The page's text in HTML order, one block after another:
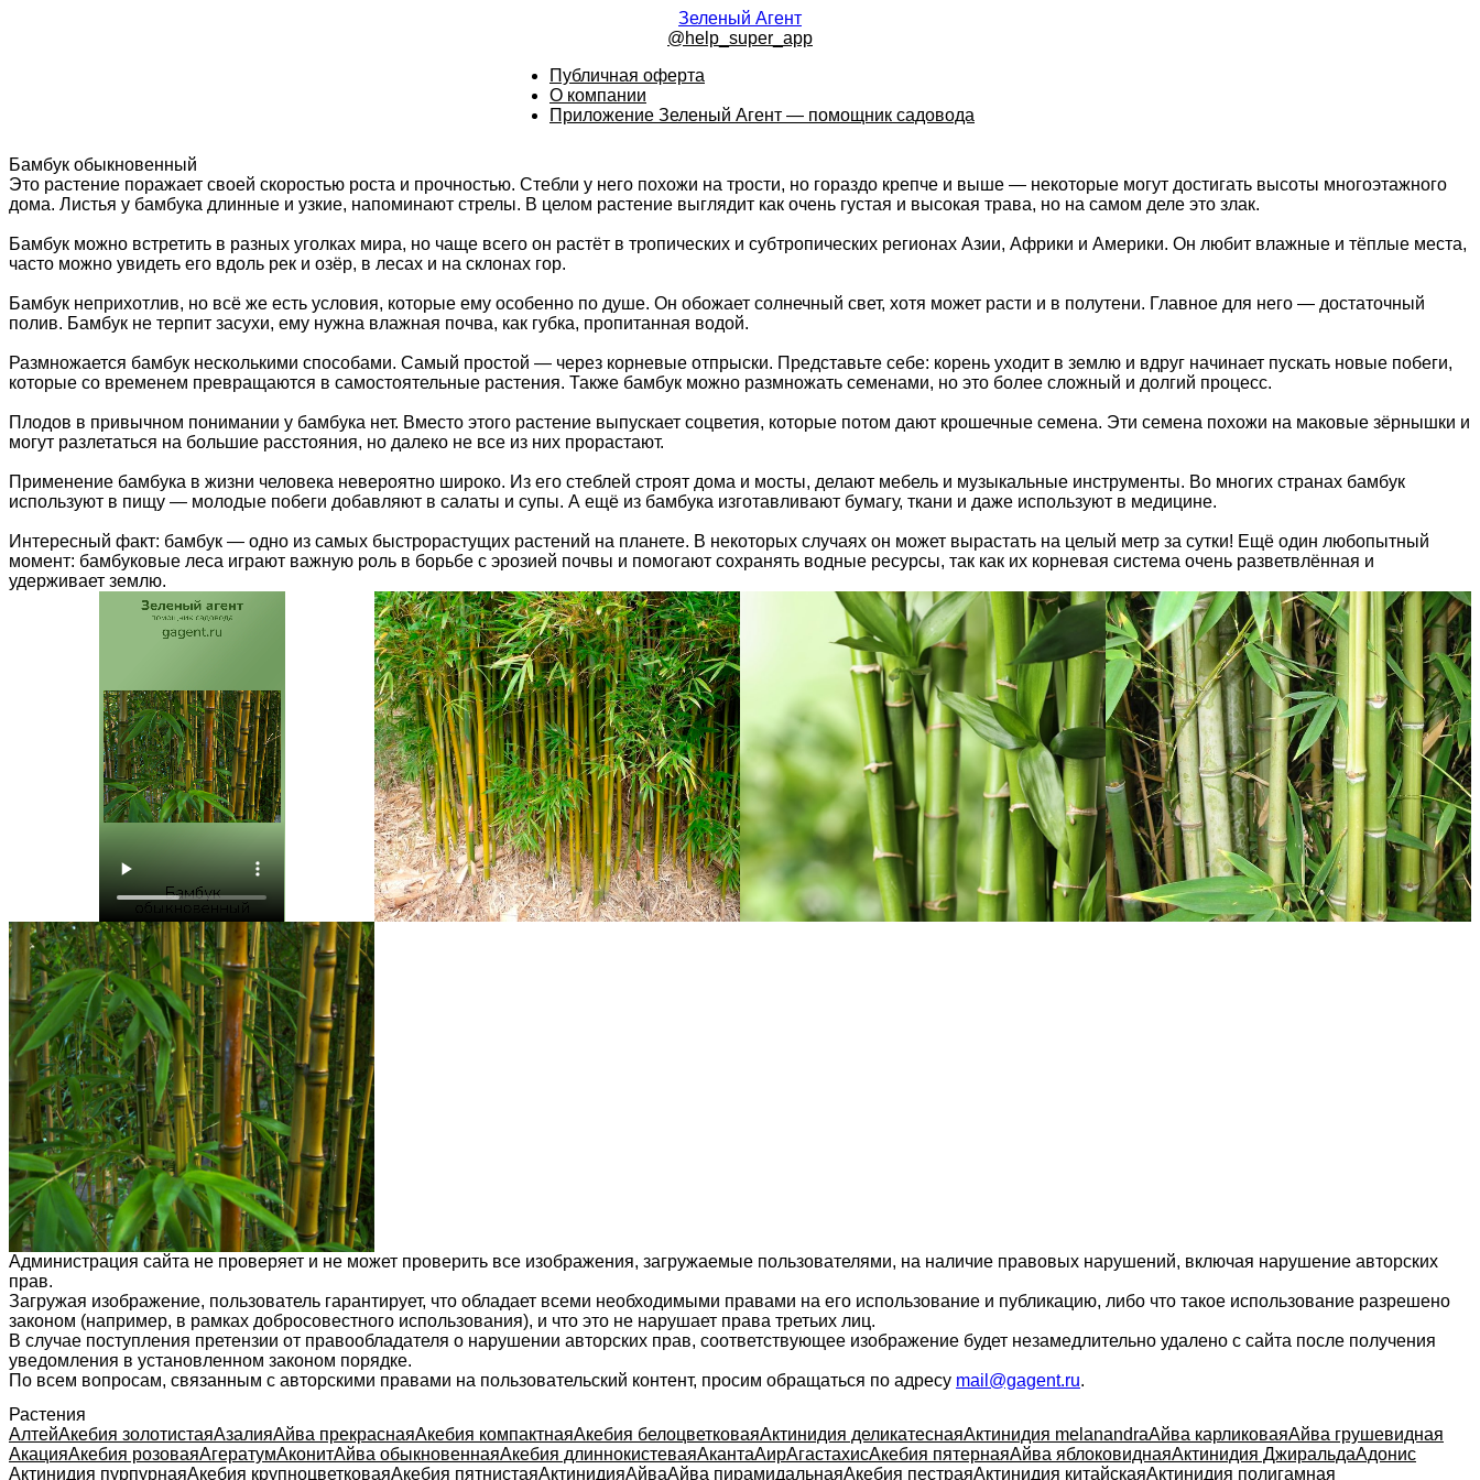
Зеленый Агент
@help_super_app
Публичная оферта
О компании
Приложение Зеленый Агент — помощник садовода
Бамбук обыкновенный
Это растение поражает своей скоростью роста и прочностью. Стебли у него похожи на трости, но гораздо крепче и выше — некоторые могут достигать высоты многоэтажного
дома. Листья у бамбука длинные и узкие, напоминают стрелы. В целом растение выглядит как очень густая и высокая трава, но на самом деле это злак.
Бамбук можно встретить в разных уголках мира, но чаще всего он растёт в тропических и субтропических регионах Азии, Африки и Америки. Он любит влажные и тёплые места,
часто можно увидеть его вдоль рек и озёр, в лесах и на склонах гор.
Бамбук неприхотлив, но всё же есть условия, которые ему особенно по душе. Он обожает солнечный свет, хотя может расти и в полутени. Главное для него — достаточный
полив. Бамбук не терпит засухи, ему нужна влажная почва, как губка, пропитанная водой.
Размножается бамбук несколькими способами. Самый простой — через корневые отпрыски. Представьте себе: корень уходит в землю и вдруг начинает пускать новые побеги,
которые со временем превращаются в самостоятельные растения. Также бамбук можно размножать семенами, но это более сложный и долгий процесс.
Плодов в привычном понимании у бамбука нет. Вместо этого растение выпускает соцветия, которые потом дают крошечные семена. Эти семена похожи на маковые зёрнышки и
могут разлетаться на большие расстояния, но далеко не все из них прорастают.
Применение бамбука в жизни человека невероятно широко. Из его стеблей строят дома и мосты, делают мебель и музыкальные инструменты. Во многих странах бамбук
используют в пищу — молодые побеги добавляют в салаты и супы. А ещё из бамбука изготавливают бумагу, ткани и даже используют в медицине.
Интересный факт: бамбук — одно из самых быстрорастущих растений на планете. В некоторых случаях он может вырастать на целый метр за сутки! Ещё один любопытный
момент: бамбуковые леса играют важную роль в борьбе с эрозией почвы и помогают сохранять водные ресурсы, так как их корневая система очень разветвлённая и
удерживает землю.
Администрация сайта не проверяет и не может проверить все изображения, загружаемые пользователями, на наличие правовых нарушений, включая нарушение авторских
прав.
Загружая изображение, пользователь гарантирует, что обладает всеми необходимыми правами на его использование и публикацию, либо что такое использование разрешено
законом (например, в рамках добросовестного использования), и что это не нарушает права третьих лиц.
В случае поступления претензии от правообладателя о нарушении авторских прав, соответствующее изображение будет незамедлительно удалено с сайта после получения
уведомления в установленном законом порядке.
По всем вопросам, связанным с авторскими правами на пользовательский контент, просим обращаться по адресу mail@gagent.ru.
Растения
АлтейАкебия золотистаяАзалияАйва прекраснаяАкебия компактнаяАкебия белоцветковаяАктинидия деликатеснаяАктинидия melanandraАйва карликоваяАйва грушевидная
АкацияАкебия розоваяАгератумАконитАйва обыкновеннаяАкебия длиннокистеваяАкантаАирАгастахисАкебия пятернаяАйва яблоковиднаяАктинидия ДжиральдаАдонис
Актинидия пурпурнаяАкебия крупноцветковаяАкебия пятнистаяАктинидияАйваАйва пирамидальнаяАкебия пестраяАктинидия китайскаяАктинидия полигамная